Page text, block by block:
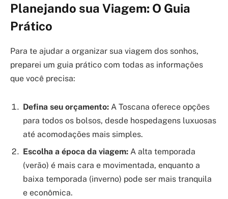
Planejando sua Viagem: O Guia
Prático
Para te ajudar a organizar sua viagem dos sonhos,
preparei um guia prático com todas as informações
que você precisa:
Defina seu orçamento: A Toscana oferece opções
para todos os bolsos, desde hospedagens luxuosas
até acomodações mais simples.
Escolha a época da viagem: A alta temporada
(verão) é mais cara e movimentada, enquanto a
baixa temporada (inverno) pode ser mais tranquila
e econômica.